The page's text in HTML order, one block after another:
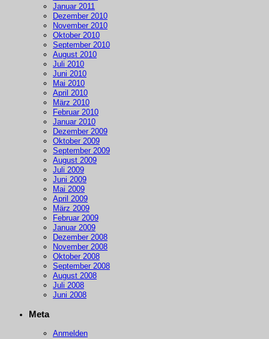
Januar 2011
Dezember 2010
November 2010
Oktober 2010
September 2010
August 2010
Juli 2010
Juni 2010
Mai 2010
April 2010
März 2010
Februar 2010
Januar 2010
Dezember 2009
Oktober 2009
September 2009
August 2009
Juli 2009
Juni 2009
Mai 2009
April 2009
März 2009
Februar 2009
Januar 2009
Dezember 2008
November 2008
Oktober 2008
September 2008
August 2008
Juli 2008
Juni 2008
Meta
Anmelden